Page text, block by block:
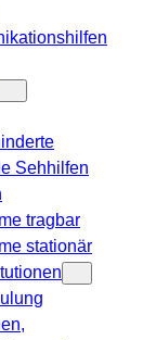
Sehhilfen
tragbar
stationär